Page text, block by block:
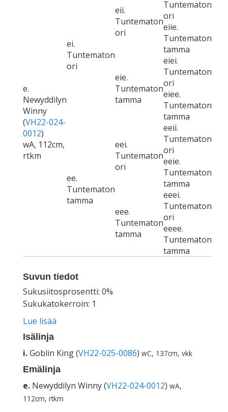
e.
Newyddilyn
Winny
(VH22-024-
0012)
wA, 112cm,
rtkm
ei.
Tuntematon
ori
eii.
Tuntematon
ori
Tuntematon
ori
eiie.
Tuntematon
tamma
eie.
Tuntematon
tamma
eiei.
Tuntematon
ori
eiee.
Tuntematon
tamma
ee.
Tuntematon
tamma
eei.
Tuntematon
ori
eeii.
Tuntematon
ori
eeie.
Tuntematon
tamma
eee.
Tuntematon
tamma
eeei.
Tuntematon
ori
eeee.
Tuntematon
tamma
Suvun tiedot
Sukusiitosprosentti: 0%
Sukukatokerroin: 1
Lue lisää
Isälinja
i.Goblin King (VH22-025-0086) wC, 137cm, vkk
Emälinja
e. Newyddilyn Winny (VH22-024-0012) wA,
112cm, rtkm